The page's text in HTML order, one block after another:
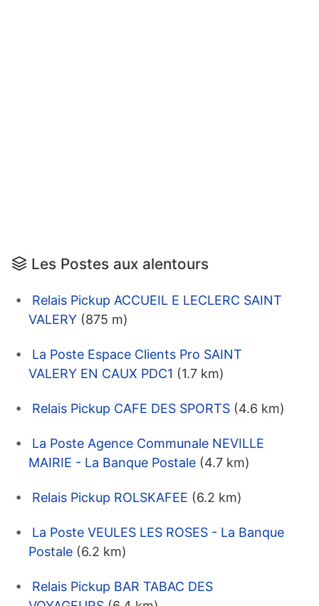
Les Postes aux alentours
Relais Pickup ACCUEIL E LECLERC SAINT
VALERY (875 m)
La Poste Espace Clients Pro SAINT
VALERY EN CAUX PDC1 (1.7 km)
Relais Pickup CAFE DES SPORTS (4.6 km)
La Poste Agence Communale NEVILLE
MAIRIE - La Banque Postale (4.7 km)
Relais Pickup ROLSKAFEE (6.2 km)
La Poste VEULES LES ROSES - La Banque
Postale (6.2 km)
Relais Pickup BAR TABAC DES